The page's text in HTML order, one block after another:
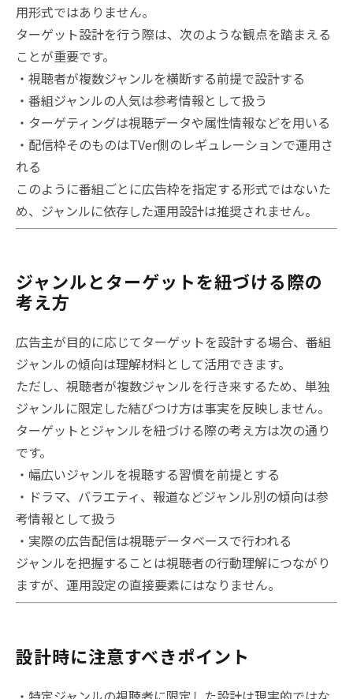
用形式ではありません。
ターゲット設計を行う際は、次のような観点を踏まえる
ことが重要です。
・視聴者が複数ジャンルを横断する前提で設計する
・番組ジャンルの人気は参考情報として扱う
・ターゲティングは視聴データや属性情報などを用いる
・配信枠そのものはTVer側のレギュレーションで運用さ
れる
このように番組ごとに広告枠を指定する形式ではないた
め、ジャンルに依存した運用設計は推奨されません。
ジャンルとターゲットを紐づける際の
考え方
広告主が目的に応じてターゲットを設計する場合、番組
ジャンルの傾向は理解材料として活用できます。
ただし、視聴者が複数ジャンルを行き来するため、単独
ジャンルに限定した結びつけ方は事実を反映しません。
ターゲットとジャンルを紐づける際の考え方は次の通り
です。
・幅広いジャンルを視聴する習慣を前提とする
・ドラマ、バラエティ、報道などジャンル別の傾向は参
考情報として扱う
・実際の広告配信は視聴データベースで行われる
ジャンルを把握することは視聴者の行動理解につながり
ますが、運用設定の直接要素にはなりません。
設計時に注意すべきポイント